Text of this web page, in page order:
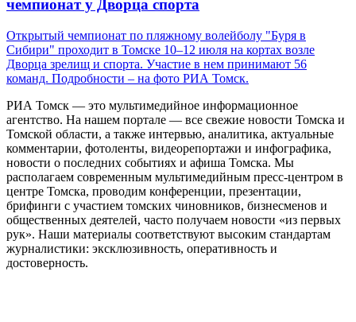
чемпионат у Дворца спорта
Открытый чемпионат по пляжному волейболу "Буря в
Сибири" проходит в Томске 10–12 июля на кортах возле
Дворца зрелищ и спорта. Участие в нем принимают 56
команд. Подробности – на фото РИА Томск.
РИА Томск — это мультимедийное информационное
агентство. На нашем портале — все свежие новости Томска и
Томской области, а также интервью, аналитика, актуальные
комментарии, фотоленты, видеорепортажи и инфографика,
новости о последних событиях и афиша Томска. Мы
располагаем современным мультимедийным пресс-центром в
центре Томска, проводим конференции, презентации,
брифинги с участием томских чиновников, бизнесменов и
общественных деятелей, часто получаем новости «из первых
рук». Наши материалы соответствуют высоким стандартам
журналистики: эксклюзивность, оперативность и
достоверность.